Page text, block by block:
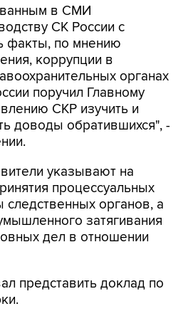
в СМИ
СК России с
факты, по мнению
коррупции в
органах
поручил Главному
СКР изучить и
доводы обратившихся", -
указывают на
процессуальных
органов, а
затягивания
дел в отношении
представить доклад по